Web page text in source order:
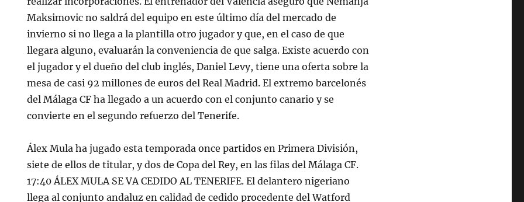
Maksimovic no saldrá del equipo en este último día del mercado de
invierno si no llega a la plantilla otro jugador y que, en el caso de que
llegara alguno, evaluarán la conveniencia de que salga. Existe acuerdo con
el jugador y el dueño del club inglés, Daniel Levy, tiene una oferta sobre la
mesa de casi 92 millones de euros del Real Madrid. El extremo barcelonés
del Málaga CF ha llegado a un acuerdo con el conjunto canario y se
convierte en el segundo refuerzo del Tenerife.
Álex Mula ha jugado esta temporada once partidos en Primera División,
siete de ellos de titular, y dos de Copa del Rey, en las filas del Málaga CF.
17:40 ÁLEX MULA SE VA CEDIDO AL TENERIFE. El delantero nigeriano
llega al conjunto andaluz en calidad de cedido procedente del Watford